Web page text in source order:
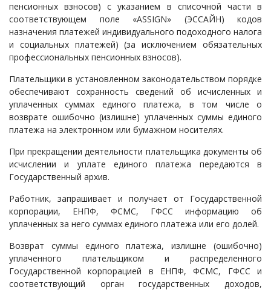
пенсионных взносов) с указанием в списочной части в
соответствующем поле «ASSIGN» (ЭССАЙН) кодов
назначения платежей индивидуального подоходного налога
и социальных платежей) (за исключением обязательных
профессиональных пенсионных взносов).
Плательщики в установленном законодательством порядке
обеспечивают сохранность сведений об исчисленных и
уплаченных суммах единого платежа, в том числе о
возврате ошибочно (излишне) уплаченных суммы единого
платежа на электронном или бумажном носителях.
При прекращении деятельности плательщика документы об
исчислении и уплате единого платежа передаются в
Государственный архив.
Работник, запрашивает и получает от Государственной
корпорации, ЕНПФ, ФСМС, ГФСС информацию об
уплаченных за него суммах единого платежа или его долей.
Возврат суммы единого платежа, излишне (ошибочно)
уплаченного плательщиком и распределенного
Государственной корпорацией в ЕНПФ, ФСМС, ГФСС и
соответствующий орган государственных доходов,